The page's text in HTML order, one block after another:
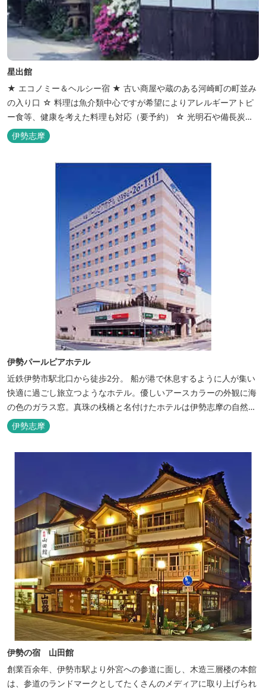
星出館
★ エコノミー＆ヘルシー宿 ★ 古い商屋や蔵のある河崎町の町並み
の入り口 ☆ 料理は魚介類中心ですが希望によりアレルギーアトピ
ー食等、健康を考えた料理も対応（要予約） ☆ 光明石や備長炭を
設置した青森ヒバと信楽焼のお風呂で心身のリフレッシュを！
【Japanese Inn Group 会員です】
伊勢志摩
伊勢パールピアホテル
近鉄伊勢市駅北口から徒歩2分。 船が港で休息するように人が集い
快適に過ごし旅立つようなホテル。優しいアースカラーの外観に海
の色のガラス窓。真珠の桟橋と名付けたホテルは伊勢志摩の自然保
護への思いか省エネルギーへの工夫と設備を備えています。 和食・
イタリアンレストランがございます。 また、宿泊のお客様は途中出
入り自由立体駐車場を無料でお使いいただけます。
伊勢志摩
伊勢の宿 山田館
創業百余年、伊勢市駅より外宮への参道に面し、木造三層楼の本館
は、参道のランドマークとしてたくさんのメディアに取り上げられ